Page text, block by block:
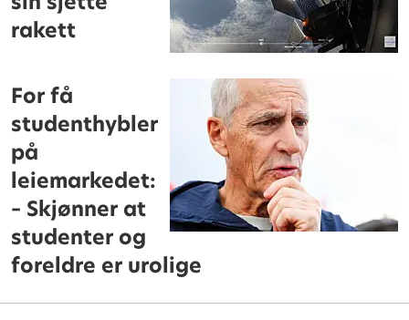
rakett
For få
studenthybler
på
leiemarkedet:
– Skjønner at
studenter og
foreldre er urolige